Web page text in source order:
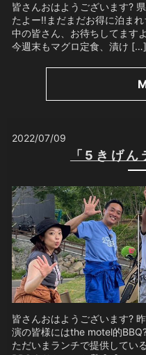
皆さんおはようございます?
たよー‼️まだまだお得に泊ま
中の皆さん、お待ちしてます
今週末もマグロ定食、漬け […]
2022/07/09
「5きげ
皆さんおはようございます?
演の皆様にはthe motel的
ただいまランチで提供してい